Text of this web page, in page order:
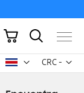
CRC -
colón
Mi carrito